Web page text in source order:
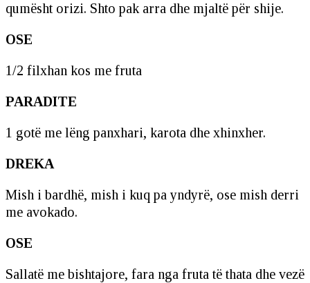
qumësht orizi. Shto pak arra dhe mjaltë për shije.
OSE
1/2 filxhan kos me fruta
PARADITE
1 gotë me lëng panxhari, karota dhe xhinxher.
DREKA
Mish i bardhë, mish i kuq pa yndyrë, ose mish derri
me avokado.
OSE
Sallatë me bishtajore, fara nga fruta të thata dhe vezë